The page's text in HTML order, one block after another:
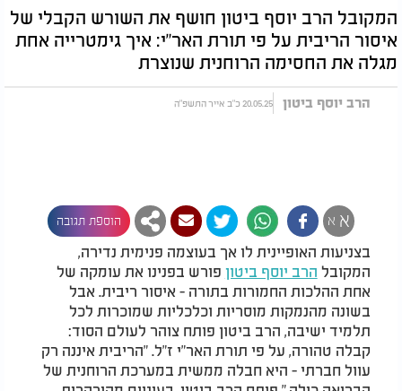
המקובל הרב יוסף ביטון חושף את השורש הקבלי של
איסור הריבית על פי תורת האר"י: איך גימטרייה אחת
מגלה את החסימה הרוחנית שנוצרת
הרב יוסף ביטון 20.05.25 כ"ב אייר התשפ"ה
א א הוספת תגובה
בצניעות האופיינית לו אך בעוצמה פנימית נדירה,
המקובל הרב יוסף ביטון פורש בפנינו את עומקה של
אחת ההלכות החמורות בתורה - איסור ריבית. אבל
בשונה מהנמקות מוסריות וכלכליות שמוכרות לכל
תלמיד ישיבה, הרב ביטון פותח צוהר לעולם הסוד:
קבלה טהורה, על פי תורת האר"י ז"ל. "הריבית איננה רק
עוול חברתי - היא חבלה ממשית במערכת הרוחנית של